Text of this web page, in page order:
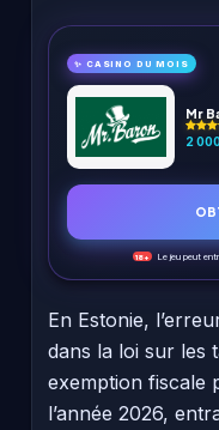
✨ CASINO DU MOIS
Mr
2
18+ Le jeu peut
En Estonie,
dans la loi sur les
exemption fiscale
l’année 2026,